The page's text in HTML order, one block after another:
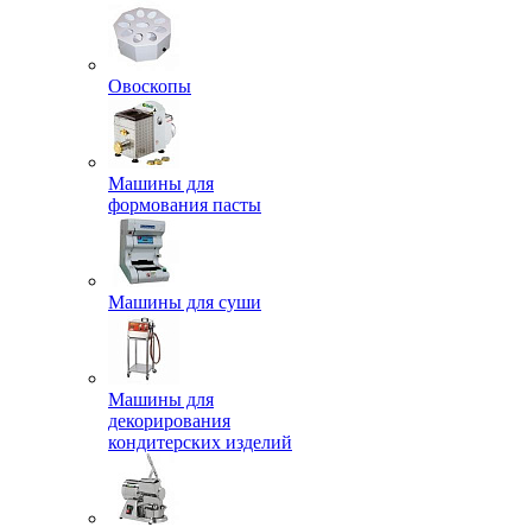
Овоскопы
Машины для
формования пасты
Машины для суши
Машины для
декорирования
кондитерских изделий